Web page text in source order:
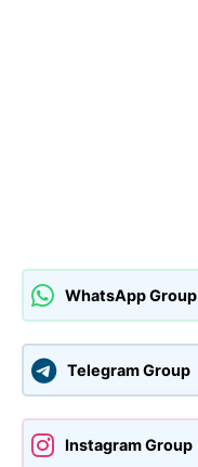
WhatsApp Group
Telegram Group
Instagram Group